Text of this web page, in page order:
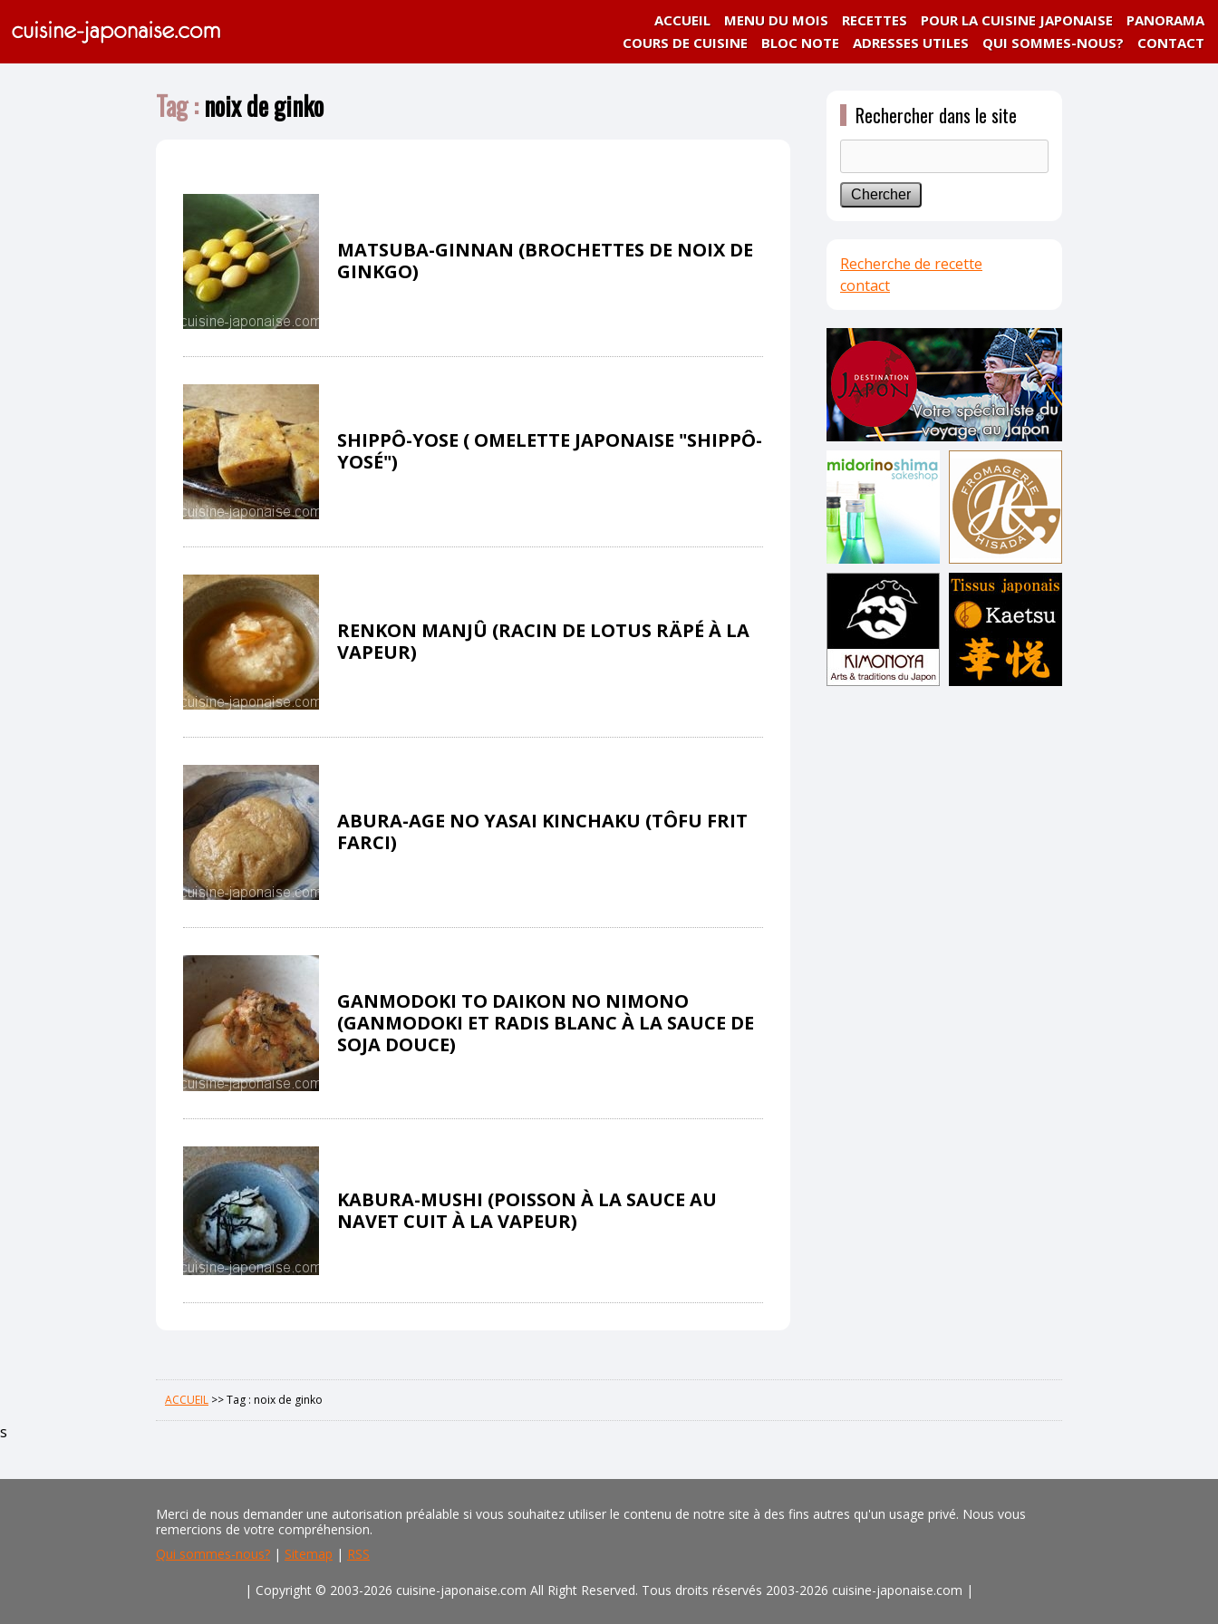
PANORAMA
POUR LA CUISINE JAPONAISE
RECETTES
MENU DU MOIS
ACCUEIL
CONTACT
QUI SOMMES-NOUS?
ADRESSES UTILES
BLOC NOTE
COURS DE CUISINE
Tag :noix de ginko
MATSUBA-GINNAN (BROCHETTES DE NOIX DE
GINKGO)
SHIPPÔ-YOSE ( OMELETTE JAPONAISE "SHIPPÔ-
YOSÉ")
RENKON MANJÛ (RACIN DE LOTUS RÄPÉ À LA
VAPEUR)
ABURA-AGE NO YASAI KINCHAKU (TÔFU FRIT
FARCI)
GANMODOKI TO DAIKON NO NIMONO
(GANMODOKI ET RADIS BLANC À LA SAUCE DE
SOJA DOUCE)
KABURA-MUSHI (POISSON À LA SAUCE AU
NAVET CUIT À LA VAPEUR)
Rechercher dans le site
Recherche de recette
contact
ACCUEIL >>Tag : noix de ginko
s
Merci de nous demander une autorisation préalable si vous souhaitez utiliser le contenu de notre site à des fins autres qu'un usage privé. Nous vous
remercions de votre compréhension.
Qui sommes-nous? | Sitemap | RSS
| Copyright © 2003-2026 cuisine-japonaise.com All Right Reserved. Tous droits réservés 2003-2026 cuisine-japonaise.com |